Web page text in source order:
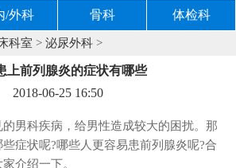
/外科 骨科 体检科
科室 > 泌尿外科 >
上前列腺炎的症状有哪些
2018-06-25 16:50
男科疾病，给男性造成较大的困扰。那
症状呢?哪些人更容易患前列腺炎呢?合
介绍一下。